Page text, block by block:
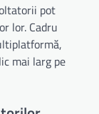
pot
lor. Cadru
mai larg pe